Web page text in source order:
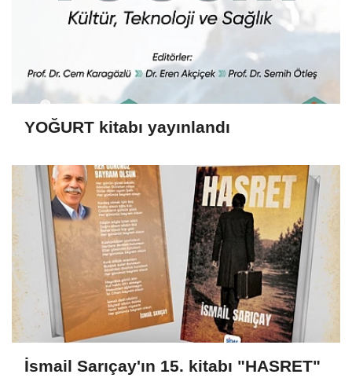
YOĞURT kitabı yayınlandı
İsmail Sarıçay'ın 15. kitabı "HASRET"